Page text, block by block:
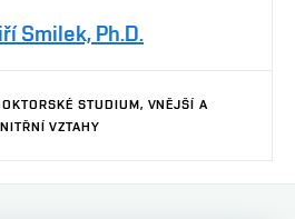
Smilek, Ph.D.
STUDIUM, VNĚJŠÍ A
VZTAHY